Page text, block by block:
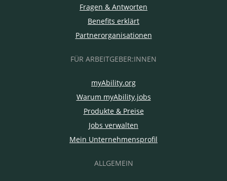
Fragen & Antworten
Benefits erklärt
Partnerorganisationen
FÜR ARBEITGEBER:INNEN
myAbility.org
Warum myAbility.jobs
Produkte & Preise
Jobs verwalten
Mein Unternehmensprofil
ALLGEMEIN